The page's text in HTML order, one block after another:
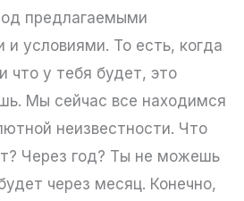
предлагаемыми
и условиями. То есть, когда
что у тебя будет, это
Мы сейчас все находимся
неизвестности. Что
Через год? Ты не можешь
через месяц. Конечно,